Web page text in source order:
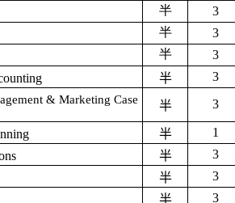
半
3
半
3
半
3
半
3
& Marketing Case
半 3
半
1
半
3
半
3
半
3